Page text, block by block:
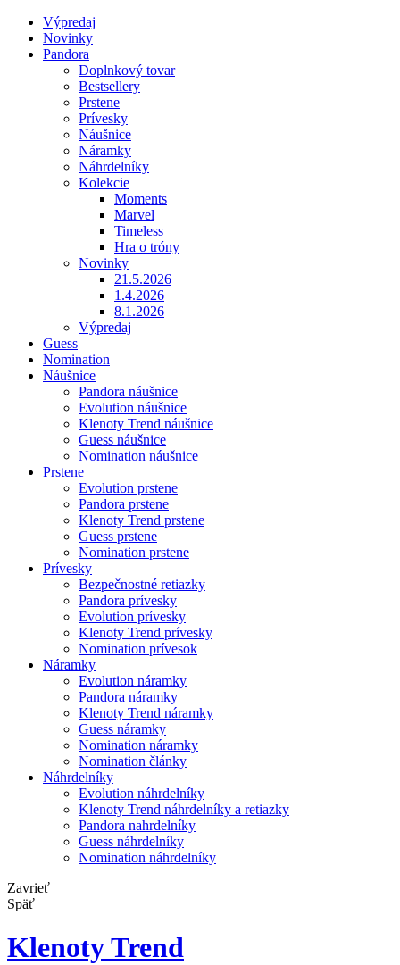
Výpredaj
Novinky
Pandora
Doplnkový tovar
Bestsellery
Prstene
Prívesky
Náušnice
Náramky
Náhrdelníky
Kolekcie
Moments
Marvel
Timeless
Hra o tróny
Novinky
21.5.2026
1.4.2026
8.1.2026
Výpredaj
Guess
Nomination
Náušnice
Pandora náušnice
Evolution náušnice
Klenoty Trend náušnice
Guess náušnice
Nomination náušnice
Prstene
Evolution prstene
Pandora prstene
Klenoty Trend prstene
Guess prstene
Nomination prstene
Prívesky
Bezpečnostné retiazky
Pandora prívesky
Evolution prívesky
Klenoty Trend prívesky
Nomination prívesok
Náramky
Evolution náramky
Pandora náramky
Klenoty Trend náramky
Guess náramky
Nomination náramky
Nomination články
Náhrdelníky
Evolution náhrdelníky
Klenoty Trend náhrdelníky a retiazky
Pandora nahrdelníky
Guess náhrdelníky
Nomination náhrdelníky
Zavrieť
Späť
Klenoty Trend